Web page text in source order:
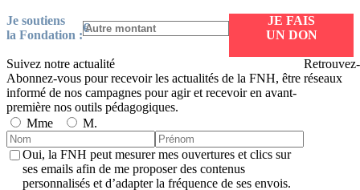
Je soutiens
la Fondation :
€
JE FAIS
UN DON
Suivez notre actualité
Abonnez-vous pour recevoir les actualités de la FNH, être
informé de nos campagnes pour agir et recevoir en avant-
première nos outils pédagogiques.
Mme
M.
Oui, la FNH peut mesurer mes ouvertures et clics sur
ses emails afin de me proposer des contenus
personnalisés et d’adapter la fréquence de ses envois.
réseaux